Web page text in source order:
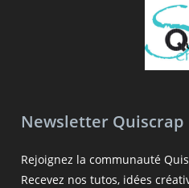
Newsletter Quiscrap
Rejoignez la communauté
Recevez nos tutos, idées